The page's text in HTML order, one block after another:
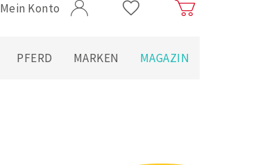
Mein Konto
PFERD MARKEN MAGAZIN